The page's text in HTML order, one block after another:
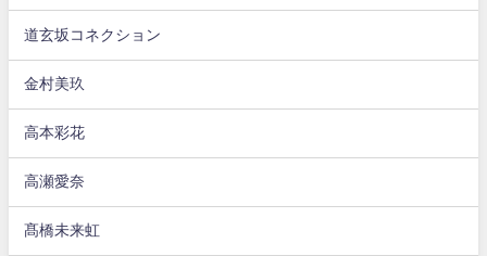
道玄坂コネクション
金村美玖
高本彩花
高瀬愛奈
髙橋未来虹